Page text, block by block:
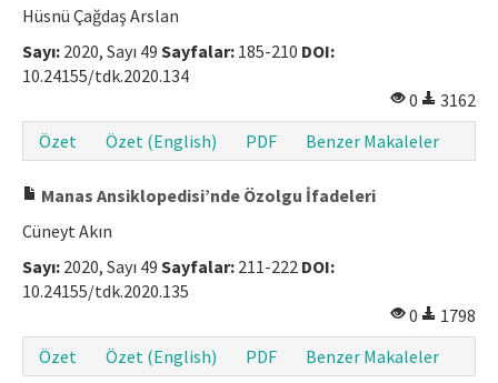
Hüsnü Çağdaş Arslan
Sayı: 2020, Sayı 49 Sayfalar: 185-210 DOI:
10.24155/tdk.2020.134
0
3162
Özet
Özet (English) PDF Benzer Makaleler
Manas Ansiklopedisi’nde Özolgu İfadeleri
Cüneyt Akın
Sayı: 2020, Sayı 49 Sayfalar: 211-222 DOI:
10.24155/tdk.2020.135
0
1798
Özet
Özet (English) PDF Benzer Makaleler